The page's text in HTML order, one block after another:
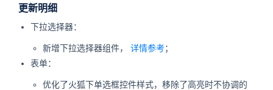
更新明细
下拉选择器：
新增下拉选择器组件， 详情参考；
表单：
优化了火狐下单选框控件样式，移除了高亮时不协调的